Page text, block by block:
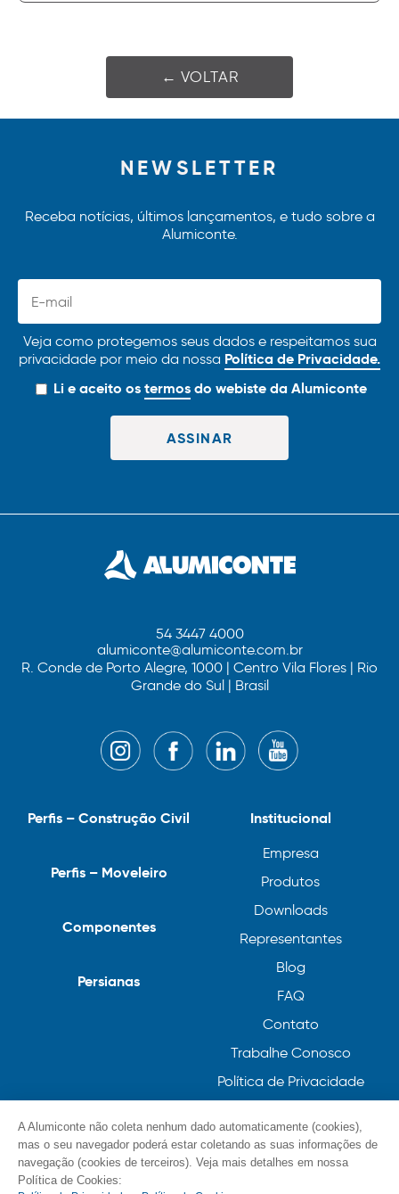
← VOLTAR
NEWSLETTER
Receba notícias, últimos lançamentos, e tudo sobre a
Alumiconte.
Veja como protegemos seus dados e respeitamos sua
privacidade por meio da nossa Política de Privacidade.
Li e aceito ostermosdo webiste da Alumiconte
54 3447 4000
alumiconte@alumiconte.com.br
R. Conde de Porto Alegre, 1000 | Centro Vila Flores | Rio
Grande do Sul | Brasil
Institucional
Empresa
Produtos
Downloads
Representantes
Blog
FAQ
Contato
Trabalhe Conosco
Política de Privacidade
Perfis – Construção Civil
Perfis – Moveleiro
Componentes
Persianas
A Alumiconte não coleta nenhum dado automaticamente (cookies),
mas o seu navegador poderá estar coletando as suas informações de
navegação (cookies de terceiros). Veja mais detalhes em nossa
Política de Cookies: